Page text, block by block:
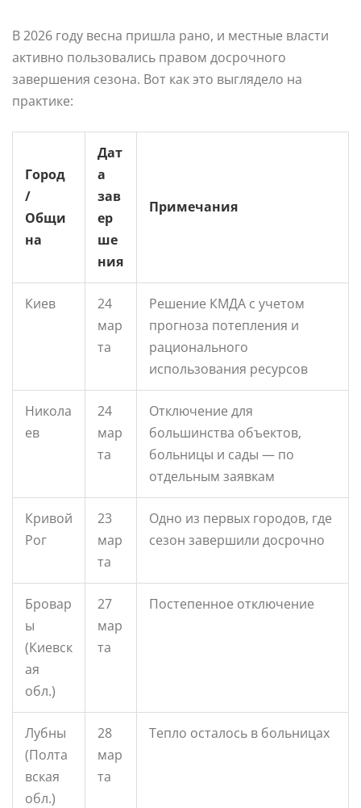
В 2026 году весна пришла рано, и местные власти
активно пользовались правом досрочного
завершения сезона. Вот как это выглядело на
практике:
Город
/
Общи
на
Дат
а
зав
ер
ше
ния
Примечания
Киев
24
мар
та
Решение КМДА с учетом
прогноза потепления и
рационального
использования ресурсов
Никола
ев
24
мар
та
Отключение для
большинства объектов,
больницы и сады — по
отдельным заявкам
Кривой
Рог
23
мар
та
Одно из первых городов, где
сезон завершили досрочно
Бровар
ы
(Киевск
ая
обл.)
27
мар
та
Постепенное отключение
Лубны
(Полта
вская
обл.)
28
мар
та
Тепло осталось в больницах